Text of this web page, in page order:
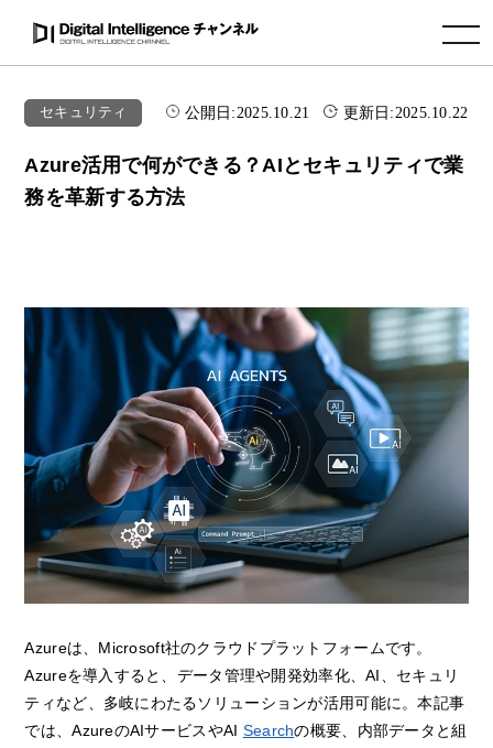
toggle navigation
セキュリティ 公開日:2025.10.21 更新日:2025.10.22
Azure活用で何ができる？AIとセキュリティで業
務を革新する方法
Azureは、Microsoft社のクラウドプラットフォームです。
Azureを導入すると、データ管理や開発効率化、AI、セキュリ
ティなど、多岐にわたるソリューションが活用可能に。本記事
では、AzureのAIサービスやAI Searchの概要、内部データと組